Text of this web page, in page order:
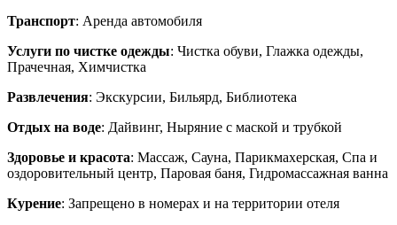
Транспорт: Аренда автомобиля
Услуги по чистке одежды: Чистка обуви, Глажка одежды,
Прачечная, Химчистка
Развлечения: Экскурсии, Бильярд, Библиотека
Отдых на воде: Дайвинг, Ныряние с маской и трубкой
Здоровье и красота: Массаж, Сауна, Парикмахерская, Спа и
оздоровительный центр, Паровая баня, Гидромассажная ванна
Курение: Запрещено в номерах и на территории отеля